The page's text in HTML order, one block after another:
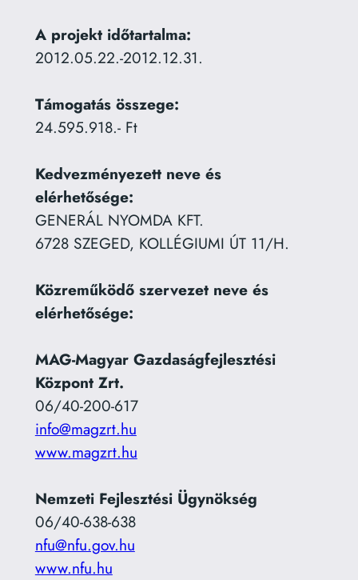
A projekt időtartalma:
2012.05.22.-2012.12.31.
Támogatás összege:
24.595.918.- Ft
Kedvezményezett neve és
elérhetősége:
GENERÁL NYOMDA KFT.
6728 SZEGED, KOLLÉGIUMI ÚT 11/H.
Közreműködő szervezet neve és
elérhetősége:
MAG-Magyar Gazdaságfejlesztési
Központ Zrt.
06/40-200-617
info@magzrt.hu
www.magzrt.hu
Nemzeti Fejlesztési Ügynökség
06/40-638-638
nfu@nfu.gov.hu
www.nfu.hu